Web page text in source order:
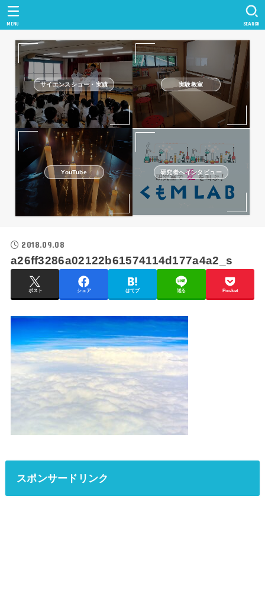
SEARCH
MENU
サイエンスショー・実績 実験教室
YouTube 研究者へインタビュー
2018.09.08
a26ff3286a02122b61574114d177a4a2_s
ポスト シェア はてブ 送る Pocket
スポンサードリンク